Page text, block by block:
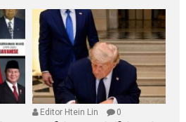
Editor Htein Lin 0